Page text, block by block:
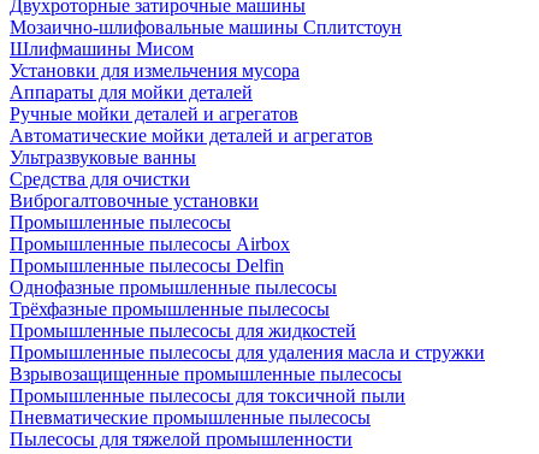
Двухроторные затирочные машины
Мозаично-шлифовальные машины Сплитстоун
Шлифмашины Мисом
Установки для измельчения мусора
Аппараты для мойки деталей
Ручные мойки деталей и агрегатов
Автоматические мойки деталей и агрегатов
Ультразвуковые ванны
Средства для очистки
Виброгалтовочные установки
Промышленные пылесосы
Промышленные пылесосы Airbox
Промышленные пылесосы Delfin
Однофазные промышленные пылесосы
Трёхфазные промышленные пылесосы
Промышленные пылесосы для жидкостей
Промышленные пылесосы для удаления масла и стружки
Взрывозащищенные промышленные пылесосы
Промышленные пылесосы для токсичной пыли
Пневматические промышленные пылесосы
Пылесосы для тяжелой промышленности